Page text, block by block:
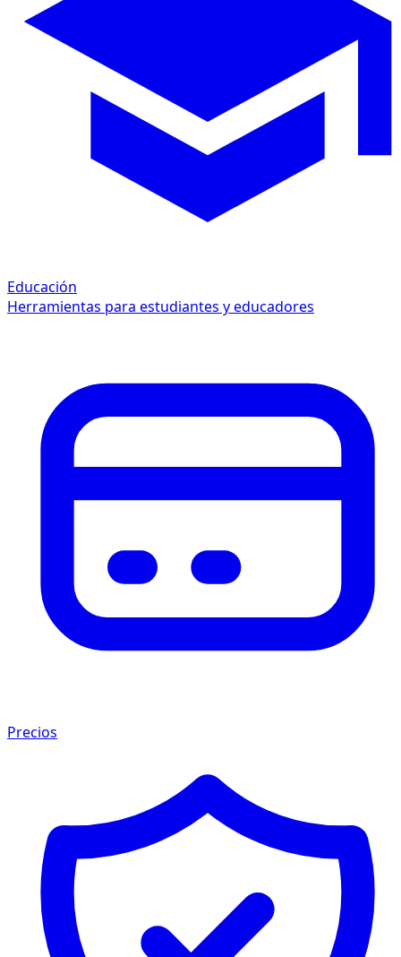
Educación
Herramientas para estudiantes y educadores
Precios